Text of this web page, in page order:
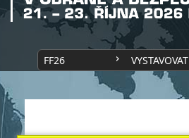
FF26 VYSTAVOVAT